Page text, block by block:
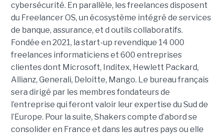
cybersécurité. En parallèle, les freelances disposent
du Freelancer OS, un écosystème intégré de services
de banque, assurance, et d outils collaboratifs.
Fondée en 2021, la start-up revendique 14 000
freelances informaticiens et 600 entreprises
clientes dont Microsoft, Inditex, Hewlett Packard,
Allianz, Generali, Deloitte, Mango. Le bureau français
sera dirigé par les membres fondateurs de
l’entreprise qui feront valoir leur expertise du Sud de
l’Europe. Pour la suite, Shakers compte d’abord se
consolider en France et dans les autres pays ou elle